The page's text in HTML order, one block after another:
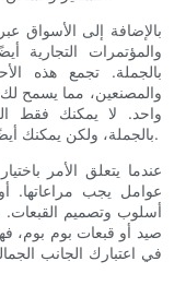
بالإضافة إلى الأسواق
والمؤتمرات التجارية
بالجملة. تجمع هذه
والمصنعين، مما يسمح لك
واحد. لا يمكنك فقط
بالجملة، ولكن يمكنك أيضًا التعرف على الجودة وتنوع الخيارات المتاحة.
عندما يتعلق الأمر
عوامل يجب مراعاتها.
أسلوب وتصميم
صيد أو قبعات بوم بوم،
في اعتبارك الجانب